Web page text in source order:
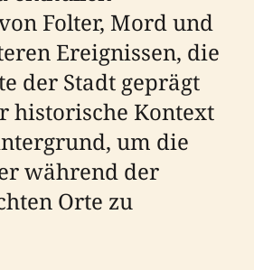
Folter, Mord und
Ereignissen, die
der Stadt geprägt
historische Kontext
um die
während der
Orte zu